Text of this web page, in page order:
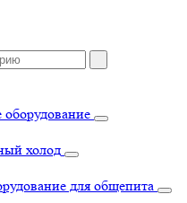
холод
для общепита